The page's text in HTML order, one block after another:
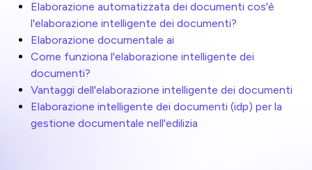
Elaborazione automatizzata dei documenti cos'è
l'elaborazione intelligente dei documenti?
Elaborazione documentale ai
Come funziona l'elaborazione intelligente dei
documenti?
Vantaggi dell'elaborazione intelligente dei documenti
Elaborazione intelligente dei documenti (idp) per la
gestione documentale nell'edilizia